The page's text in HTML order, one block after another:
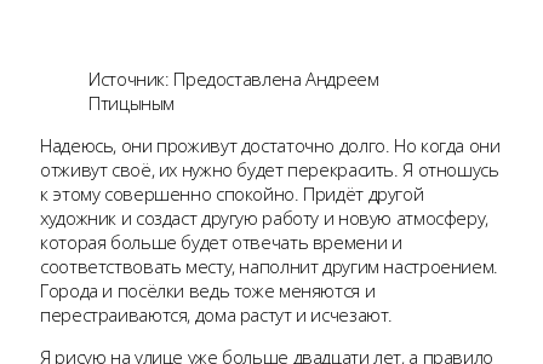
Источник: Предоставлена Андреем
Птицыным
Надеюсь, они проживут достаточно долго. Но когда они
отживут своё, их нужно будет перекрасить. Я отношусь
к этому совершенно спокойно. Придёт другой
художник и создаст другую работу и новую атмосферу,
которая больше будет отвечать времени и
соответствовать месту, наполнит другим настроением.
Города и посёлки ведь тоже меняются и
перестраиваются, дома растут и исчезают.
Я рисую на улице уже больше двадцати лет, а правило